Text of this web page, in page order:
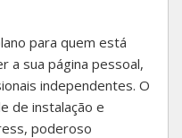
para quem está
a sua página pessoal,
independentes. O
de instalação e
poderoso